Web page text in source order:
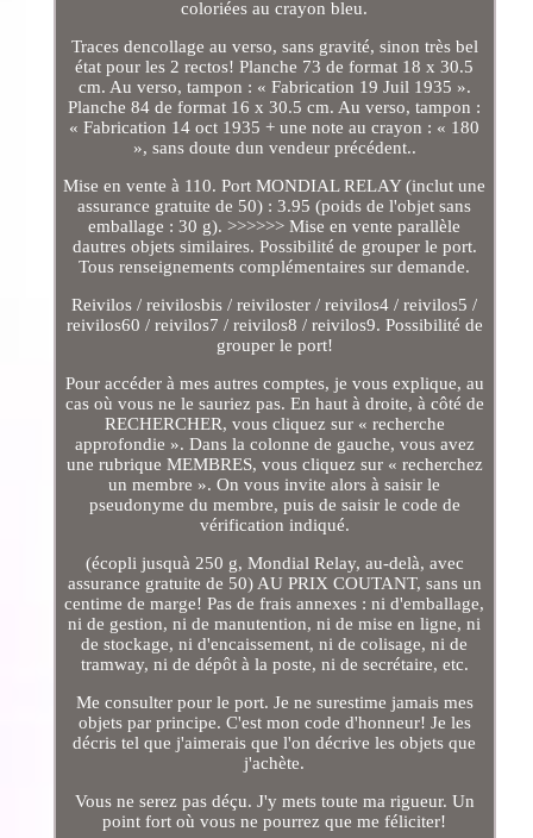
coloriées au crayon bleu.
Traces dencollage au verso, sans gravité, sinon très bel
état pour les 2 rectos! Planche 73 de format 18 x 30.5
cm. Au verso, tampon : « Fabrication 19 Juil 1935 ».
Planche 84 de format 16 x 30.5 cm. Au verso, tampon :
« Fabrication 14 oct 1935 + une note au crayon : « 180
», sans doute dun vendeur précédent..
Mise en vente à 110. Port MONDIAL RELAY (inclut une
assurance gratuite de 50) : 3.95 (poids de l'objet sans
emballage : 30 g). >>>>>> Mise en vente parallèle
dautres objets similaires. Possibilité de grouper le port.
Tous renseignements complémentaires sur demande.
Reivilos / reivilosbis / reiviloster / reivilos4 / reivilos5 /
reivilos60 / reivilos7 / reivilos8 / reivilos9. Possibilité de
grouper le port!
Pour accéder à mes autres comptes, je vous explique, au
cas où vous ne le sauriez pas. En haut à droite, à côté de
RECHERCHER, vous cliquez sur « recherche
approfondie ». Dans la colonne de gauche, vous avez
une rubrique MEMBRES, vous cliquez sur « recherchez
un membre ». On vous invite alors à saisir le
pseudonyme du membre, puis de saisir le code de
vérification indiqué.
(écopli jusquà 250 g, Mondial Relay, au-delà, avec
assurance gratuite de 50) AU PRIX COUTANT, sans un
centime de marge! Pas de frais annexes : ni d'emballage,
ni de gestion, ni de manutention, ni de mise en ligne, ni
de stockage, ni d'encaissement, ni de colisage, ni de
tramway, ni de dépôt à la poste, ni de secrétaire, etc.
Me consulter pour le port. Je ne surestime jamais mes
objets par principe. C'est mon code d'honneur! Je les
décris tel que j'aimerais que l'on décrive les objets que
j'achète.
Vous ne serez pas déçu. J'y mets toute ma rigueur. Un
point fort où vous ne pourrez que me féliciter!